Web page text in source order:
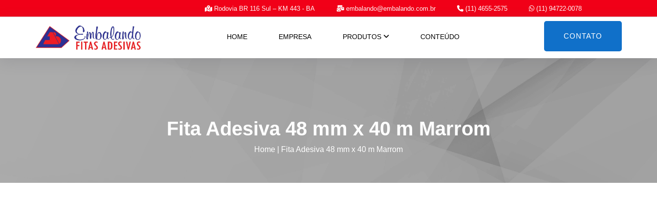
Rodovia BR 116 Sul – KM 443 - BA embalando@embalando.com.br (11) 4655-2575 (11) 94722-0078
HOME EMPRESA PRODUTOS CONTEÚDO CONTATO
Fita Adesiva 48 mm x 40 m Marrom
Home Fita Adesiva 48 mm x 40 m Marrom